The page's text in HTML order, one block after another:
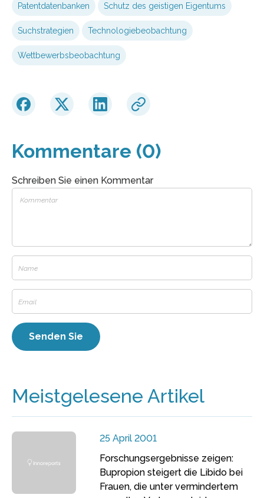
Patentdatenbanken Schutz des geistigen Eigentums
Suchstrategien Technologiebeobachtung
Wettbewerbsbeobachtung
Kommentare (0)
Schreiben Sie einen Kommentar
Meistgelesene Artikel
25 April 2001
Forschungsergebnisse zeigen:
Bupropion steigert die Libido bei
Frauen, die unter vermindertem